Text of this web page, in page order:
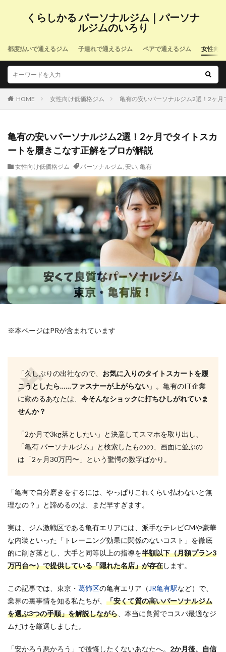
くらしかる パーソナルジム｜パーソナ
ルジムのいろり
都度払いで通えるジム 子連れで通えるジム ペアで通えるジム 女性向
HOME 女性向け低価格ジム 亀有の安いパーソナルジム2選！2ヶ
亀有の安いパーソナルジム2選！2ヶ月でタイトスカ
ートを履きこなす正解をプロが解説
女性向け低価格ジム パーソナルジム, 安い, 亀有
※本ページはPRが含まれています
「久しぶりの出社なので、 お気に入りのタイトスカートを履
こうとしたら……ファスナーが上がらない 」。亀有のIT企業
に勤めるあなたは、 今そんなショックに打ちひしがれていま
せんか？
「2か月で3kg落としたい」と決意してスマホを取り出し、
「亀有 パーソナルジム」と検索したものの、画面に並ぶの
は「2ヶ月30万円〜」という驚愕の数字ばかり。
「亀有で自分磨きをするには、やっぱりこれくらい払わないと無
理なの？」と諦めるのは、まだ早すぎます。
実は、ジム激戦区である亀有エリアには、派手なテレビCMや豪華
な内装といった「トレーニング効果に関係のないコスト」を徹底
的に削ぎ落とし、大手と同等以上の指導を半額以下（月額プラン3
万円台〜）で提供している「隠れた名店」が存在します。
この記事では、東京・ 葛飾区の亀有エリア（ JR亀有駅など）で、
業界の裏事情を知る私たちが、 「安くて質の高いパーソナルジム
を選ぶ3つの手順」を解説しながら 、本当に良質でコスパ最適なジ
ムだけを厳選しました。
「安かろう悪かろう」で後悔したくないあなたへ。 2か月後、自信